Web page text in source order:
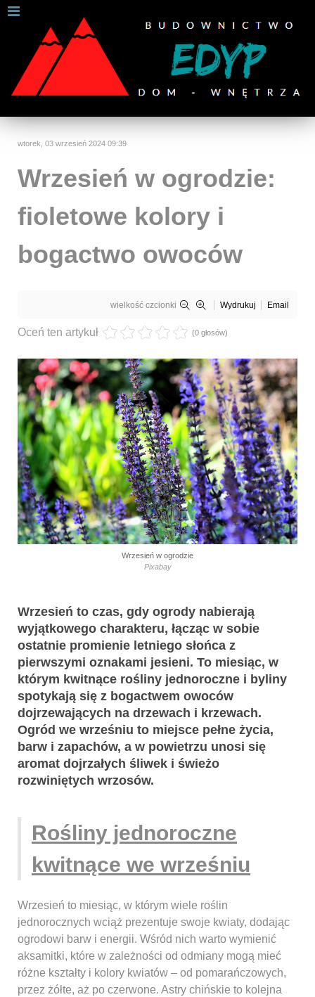
wtorek, 03 wrzesień 2024 09:39
Wrzesień w ogrodzie:
fioletowe kolory i
bogactwo owoców
wielkość czcionki Wydrukuj Email
Oceń ten artykuł (0 głosów)
Wrzesień w ogrodzie
Pixabay
Wrzesień to czas, gdy ogrody nabierają
wyjątkowego charakteru, łącząc w sobie
ostatnie promienie letniego słońca z
pierwszymi oznakami jesieni. To miesiąc, w
którym kwitnące rośliny jednoroczne i byliny
spotykają się z bogactwem owoców
dojrzewających na drzewach i krzewach.
Ogród we wrześniu to miejsce pełne życia,
barw i zapachów, a w powietrzu unosi się
aromat dojrzałych śliwek i świeżo
rozwiniętych wrzosów.
Rośliny jednoroczne
kwitnące we wrześniu
Wrzesień to miesiąc, w którym wiele roślin
jednorocznych wciąż prezentuje swoje kwiaty, dodając
ogrodowi barw i energii. Wśród nich warto wymienić
aksamitki, które w zależności od odmiany mogą mieć
różne kształty i kolory kwiatów – od pomarańczowych,
przez żółte, aż po czerwone. Astry chińskie to kolejna
W celu zapewnienia jak najlepszych usług online, ta
strona korzysta z plików cookies.
Jeśli korzystasz z naszej strony internetowej, wyrażasz zgodę na
używanie naszych plików cookies.Dalsze informacje
Rozumiem